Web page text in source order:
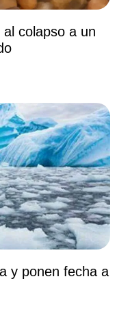
colapso a un
y ponen fecha a